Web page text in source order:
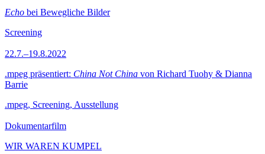
Echo bei Bewegliche Bilder
Screening
22.7.–19.8.2022
.mpeg präsentiert: China Not China von Richard Tuohy & Dianna
Barrie
.mpeg, Screening, Ausstellung
Dokumentarfilm
WIR WAREN KUMPEL